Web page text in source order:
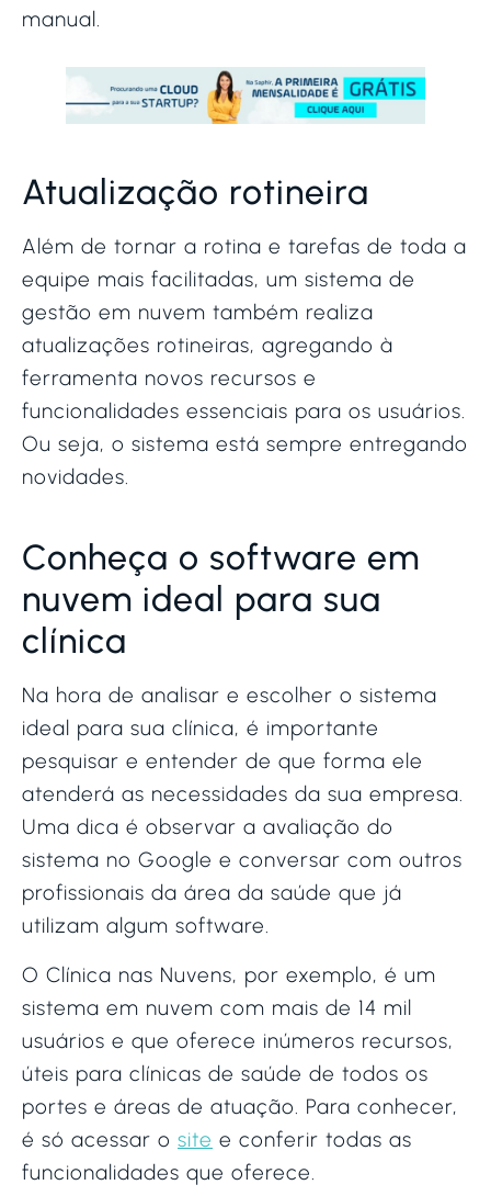
manual.
Atualização rotineira
Além de tornar a rotina e tarefas de toda a
equipe mais facilitadas, um sistema de
gestão em nuvem também realiza
atualizações rotineiras, agregando à
ferramenta novos recursos e
funcionalidades essenciais para os usuários.
Ou seja, o sistema está sempre entregando
novidades.
Conheça o software em
nuvem ideal para sua
clínica
Na hora de analisar e escolher o sistema
ideal para sua clínica, é importante
pesquisar e entender de que forma ele
atenderá as necessidades da sua empresa.
Uma dica é observar a avaliação do
sistema no Google e conversar com outros
profissionais da área da saúde que já
utilizam algum software.
O Clínica nas Nuvens, por exemplo, é um
sistema em nuvem com mais de 14 mil
usuários e que oferece inúmeros recursos,
úteis para clínicas de saúde de todos os
portes e áreas de atuação. Para conhecer,
é só acessar o site e conferir todas as
funcionalidades que oferece.